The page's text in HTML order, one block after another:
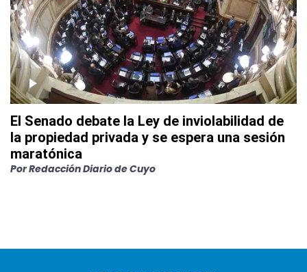
El Senado debate la Ley de inviolabilidad de
la propiedad privada y se espera una sesión
maratónica
PorRedacción Diario de Cuyo